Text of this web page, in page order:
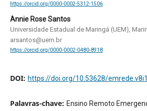
https://orcid.org/0000-0002-5312-1506
Annie Rose Santos
Universidade Estadual de Maringá (UEM),
arsantos@uem.br
https://orcid.org/0000-0002-0480-8918
DOI: https://doi.org/10.53628/
Palavras-chave: Ensino Remoto